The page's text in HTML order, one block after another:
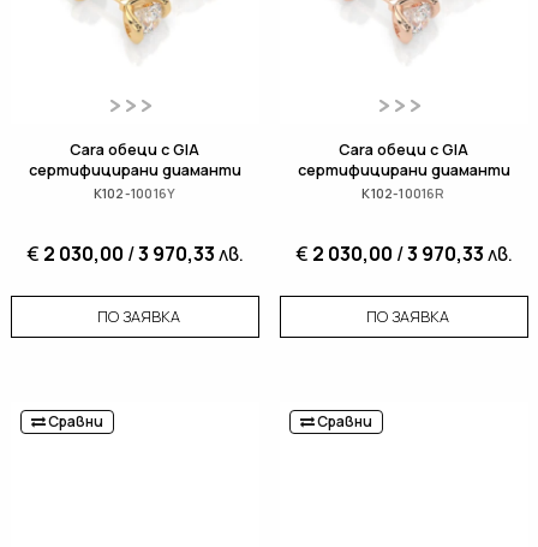
Cara обеци с GIA
сертифицирани диаманти
K102-10016Y
€ 2 030,00 /3 970,33лв.
ПО ЗАЯВКА
Cara обеци с GIA
сертифицирани диаманти
K102-10016R
€ 2 030,00 /3 970,33лв.
ПО ЗАЯВКА
Сравни Сравни